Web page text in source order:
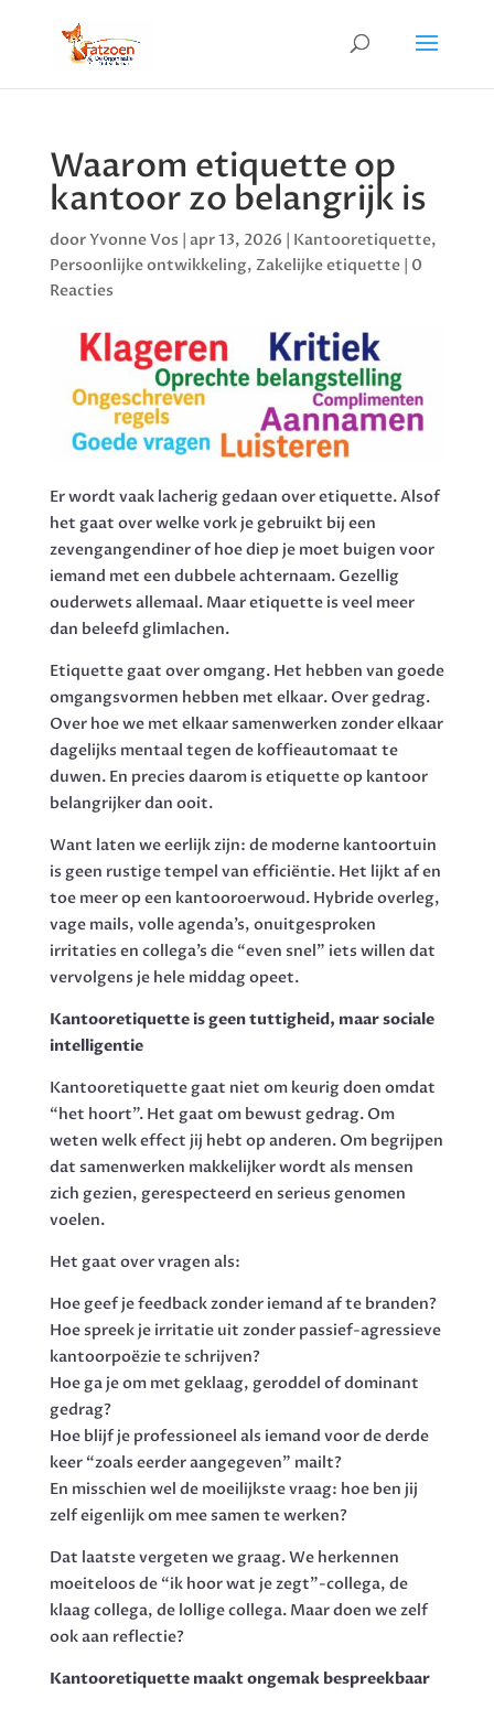
Waarom etiquette op
kantoor zo belangrijk is
doorYvonne Vos | apr 13, 2026 | Kantooretiquette,
Persoonlijke ontwikkeling, Zakelijke etiquette| 0
Reacties
Er wordt vaak lacherig gedaan over etiquette. Alsof
het gaat over welke vork je gebruikt bij een
zevengangendiner of hoe diep je moet buigen voor
iemand met een dubbele achternaam. Gezellig
ouderwets allemaal. Maar etiquette is veel meer
dan beleefd glimlachen.
Etiquette gaat over omgang. Het hebben van goede
omgangsvormen hebben met elkaar. Over gedrag.
Over hoe we met elkaar samenwerken zonder elkaar
dagelijks mentaal tegen de koffieautomaat te
duwen. En precies daarom is etiquette op kantoor
belangrijker dan ooit.
Want laten we eerlijk zijn: de moderne kantoortuin
is geen rustige tempel van efficiëntie. Het lijkt af en
toe meer op een kantooroerwoud. Hybride overleg,
vage mails, volle agenda’s, onuitgesproken
irritaties en collega’s die “even snel” iets willen dat
vervolgens je hele middag opeet.
Kantooretiquette is geen tuttigheid, maar sociale
intelligentie
Kantooretiquette gaat niet om keurig doen omdat
“het hoort”. Het gaat om bewust gedrag. Om
weten welk effect jij hebt op anderen. Om begrijpen
dat samenwerken makkelijker wordt als mensen
zich gezien, gerespecteerd en serieus genomen
voelen.
Het gaat over vragen als:
Hoe geef je feedback zonder iemand af te branden?
Hoe spreek je irritatie uit zonder passief-agressieve
kantoorpoëzie te schrijven?
Hoe ga je om met geklaag, geroddel of dominant
gedrag?
Hoe blijf je professioneel als iemand voor de derde
keer “zoals eerder aangegeven” mailt?
En misschien wel de moeilijkste vraag: hoe ben jij
zelf eigenlijk om mee samen te werken?
Dat laatste vergeten we graag. We herkennen
moeiteloos de “ik hoor wat je zegt”-collega, de
klaag collega, de lollige collega. Maar doen we zelf
ook aan reflectie?
Kantooretiquette maakt ongemak bespreekbaar